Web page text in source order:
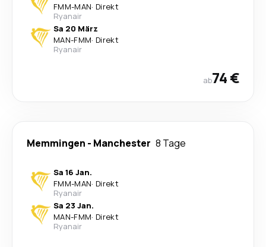
FMM-MAN· Direkt
Ryanair
Sa 20 März
MAN-FMM· Direkt
Ryanair
ab74 €
Memmingen - Manchester 8 Tage
Sa 16 Jan.
FMM-MAN· Direkt
Ryanair
Sa 23 Jan.
MAN-FMM· Direkt
Ryanair